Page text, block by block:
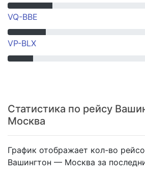
VQ-BBE
VP-BLX
Статистика по рейсу
Москва
График отображает кол-во
Вашингтон — Москва за